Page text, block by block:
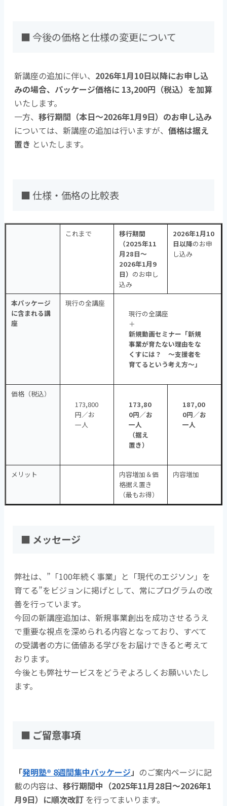
■ 今後の価格と仕様の変更について
新講座の追加に伴い、 2026年1月10日以降にお申し込
みの場合、パッケージ価格に 13,200円（税込）を加算
いたします。
一方、移行期間（本日～2026年1月9日）のお申し込み
については、新講座の追加は行いますが、価格は据え
置き といたします。
■ 仕様・価格の比較表
これまで
移行期間
（2025年11
月28日～
2026年1月9
日） のお申し
込み
2026年1月10
日以降のお申
し込み
本パッケージ
に含まれる講
座
現行の全講座
現行の全講座
＋
新規動画セミナー 「新規
事業が育たない理由をな
くすには？ ～支援者を
育てるという考え方～」
価格（税込）
173,800
円／お
一人
173,80
0円／お
一人
（据え
置き）
187,00
0円／お
一人
メリット
内容増加＆価
格据え置き
（最もお得）
内容増加
■ メッセージ
弊社は、”「100年続く事業」と「現代のエジソン」を
育てる”をビジョンに掲げとして、常にプログラムの改
善を行っています。
今回の新講座追加は、新規事業創出を成功させるうえ
で重要な視点を深められる内容となっており、すべて
の受講者の方に価値ある学びをお届けできると考えて
おります。
今後とも弊社サービスをどうぞよろしくお願いいたし
ます。
■ ご留意事項
「発明塾® 8週間集中パッケージ」 のご案内ページに記
載の内容は、移行期間中（2025年11月28日～2026年1
月9日）に順次改訂 を行ってまいります。